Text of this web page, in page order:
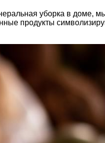
уборка в доме,
продукты